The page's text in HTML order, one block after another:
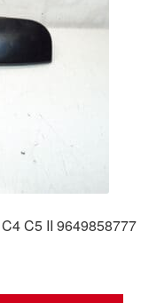
C5 II 9649858777